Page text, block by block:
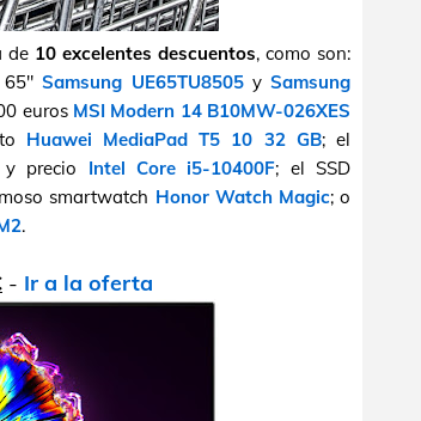
de 10 excelentes descuentos, como son:
65"Samsung UE65TU8505ySamsung
euros MSI Modern 14 B10MW-026XES
Huawei MediaPad T5 10 32 GB; el
y precio Intel Core i5-10400F; el SSD
smartwatch Honor Watch Magic; o
.
- Ir a la oferta